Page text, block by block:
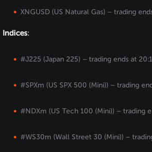
XNGUSD (US Natural Gas) – trading
Indices:
#J225 (Japan 225) – trading ends at
#SPXm (US SPX 500 (Mini)) – trading
#NDXm (US Tech 100 (Mini)) – trading
#WS30m (Wall Street 30 (Mini)) –